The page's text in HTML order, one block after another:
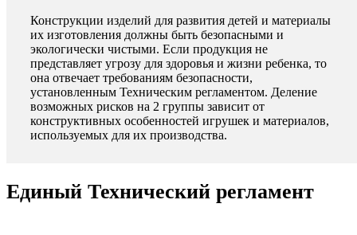
Конструкции изделий для развития детей и материалы
их изготовления должны быть безопасными и
экологически чистыми. Если продукция не
представляет угрозу для здоровья и жизни ребенка, то
она отвечает требованиям безопасности,
установленным Техническим регламентом. Деление
возможных рисков на 2 группы зависит от
конструктивных особенностей игрушек и материалов,
используемых для их производства.
Единый Технический регламент